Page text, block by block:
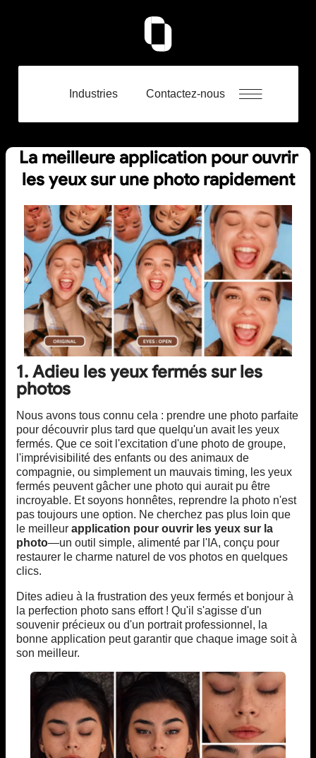
Industries Contactez-nous
La meilleure application pour ouvrir
les yeux sur une photo rapidement
1. Adieu les yeux fermés sur les
photos
Nous avons tous connu cela : prendre une photo parfaite
pour découvrir plus tard que quelqu'un avait les yeux
fermés. Que ce soit l'excitation d'une photo de groupe,
l'imprévisibilité des enfants ou des animaux de
compagnie, ou simplement un mauvais timing, les yeux
fermés peuvent gâcher une photo qui aurait pu être
incroyable. Et soyons honnêtes, reprendre la photo n'est
pas toujours une option. Ne cherchez pas plus loin que
le meilleur application pour ouvrir les yeux sur la
photo—un outil simple, alimenté par l'IA, conçu pour
restaurer le charme naturel de vos photos en quelques
clics.
Dites adieu à la frustration des yeux fermés et bonjour à
la perfection photo sans effort ! Qu'il s'agisse d'un
souvenir précieux ou d'un portrait professionnel, la
bonne application peut garantir que chaque image soit à
son meilleur.